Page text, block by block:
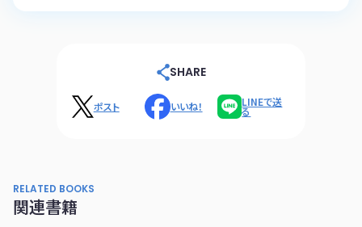
SHARE
ポスト いいね！ LINEで送
る
RELATED BOOKS
関連書籍